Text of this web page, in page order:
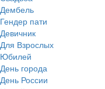
Дембель
Гендер пати
Девичник
Для Взрослых
Юбилей
День города
День России